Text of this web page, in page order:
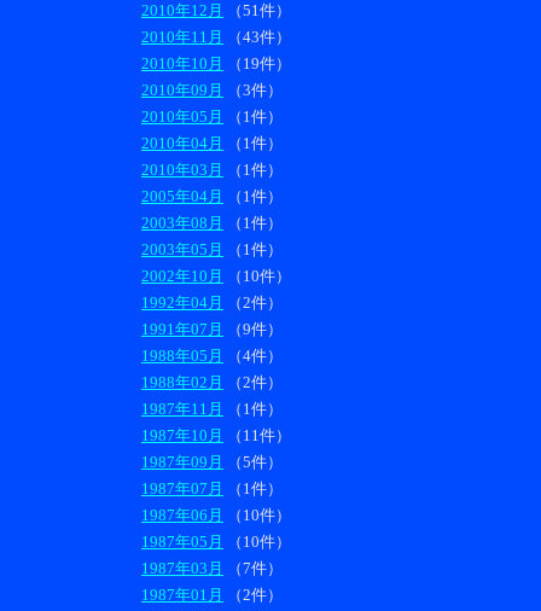
2010年12月
（51件）
2010年11月
（43件）
2010年10月
（19件）
2010年09月
（3件）
2010年05月
（1件）
2010年04月
（1件）
2010年03月
（1件）
2005年04月
（1件）
2003年08月
（1件）
2003年05月
（1件）
2002年10月
（10件）
1992年04月
（2件）
1991年07月
（9件）
1988年05月
（4件）
1988年02月
（2件）
1987年11月
（1件）
1987年10月
（11件）
1987年09月
（5件）
1987年07月
（1件）
1987年06月
（10件）
1987年05月
（10件）
1987年03月
（7件）
1987年01月
（2件）